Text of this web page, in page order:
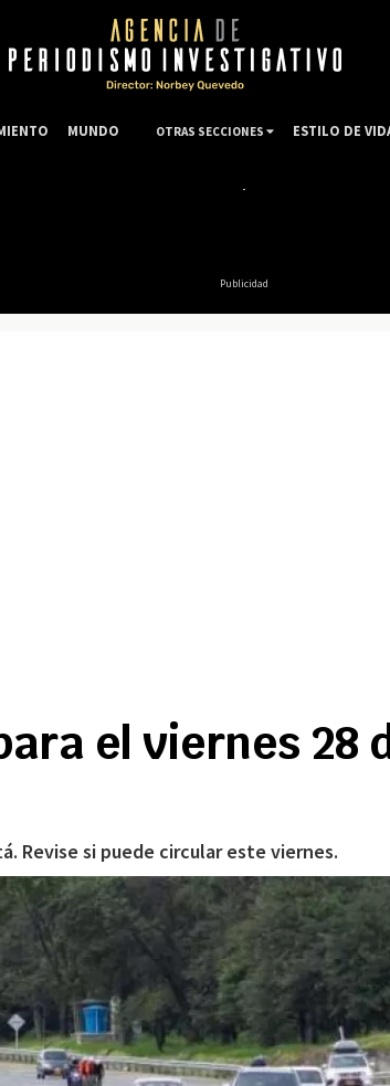
Publicidad
el viernes 28
Revise si puede circular este viernes.
MUNDO OTRAS SECCIONES ESTILO DE